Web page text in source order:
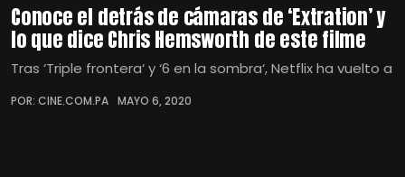
Conoce el detrás de cámaras de ‘Extration’ y
lo que dice Chris Hemsworth de este filme
Tras ‘Triple frontera‘ y ‘6 en la sombra‘, Netflix ha vuelto a
POR: CINE.COM.PA MAYO 6, 2020